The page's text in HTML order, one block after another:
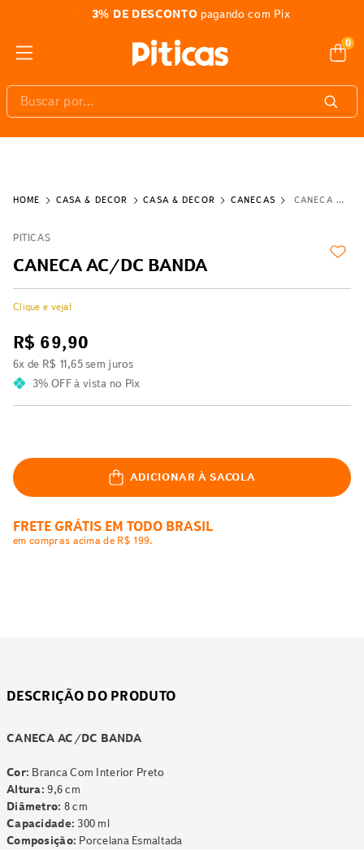
3% DE DESCONTO pagando com Pix
0
Buscar por...
CASA & DECOR CASA & DECOR CANECAS CANECA AC/DC BANDA
PITICAS
CANECA AC/DC BANDA
Clique e veja!
R$ 69,90
6x de R$ 11,65sem juros
3% OFFà vista no Pix
ADICIONAR À SACOLA
FRETE GRÁTIS EM TODO BRASIL
em compras acima de R$ 199.
DESCRIÇÃO DO PRODUTO
CANECA AC/DC BANDA
Cor: Branca Com Interior Preto
Altura: 9,6 cm
Diâmetro: 8 cm
Capacidade: 300 ml
Composição: Porcelana Esmaltada